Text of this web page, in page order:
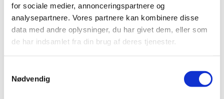
for sociale medier, annonceringspartnere og
analysepartnere. Vores partnere kan kombinere disse
data med andre oplysninger, du har givet dem, eller som
de har indsamlet fra din brug af deres tjenester.
Nødvendig
2019 (159)
2018 (150)
2014 (44)